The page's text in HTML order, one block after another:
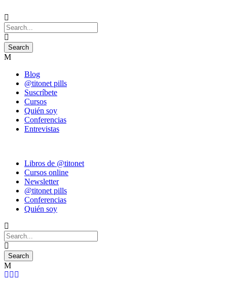
Blog
@titonet pills
Suscríbete
Cursos
Quién soy
Conferencias
Entrevistas
Libros de @titonet
Cursos online
Newsletter
@titonet pills
Conferencias
Quién soy